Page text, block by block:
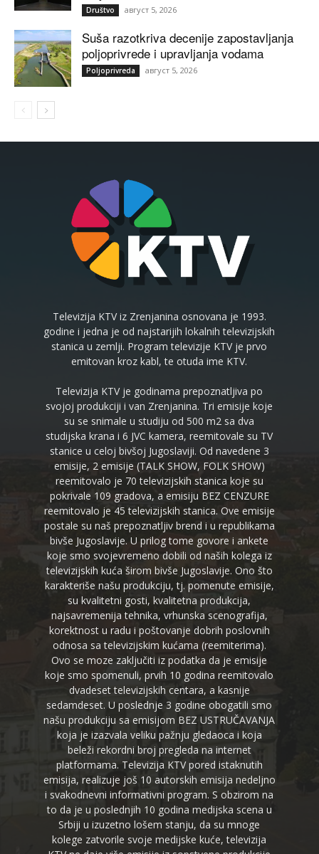
Društvo август 5, 2026
Suša razotkriva decenije zapostavljanja
poljoprivrede i upravljanja vodama
Poljoprivreda август 5, 2026
Televizija KTV iz Zrenjanina osnovana je 1993.
godine i jedna je od najstarijih lokalnih televizijskih
stanica u zemlji. Program televizije KTV je prvo
emitovan kroz kabl, te otuda ime KTV.
Televizija KTV je godinama prepoznatljiva po
svojoj produkciji i van Zrenjanina. Tri emisije koje
su se snimale u studiju od 500 m2 sa dva
studijska krana i 6 JVC kamera, reemitovale su TV
stanice u celoj bivšoj Jugoslaviji. Od navedene 3
emisije, 2 emisije (TALK SHOW, FOLK SHOW)
reemitovalo je 70 televizijskih stanica koje su
pokrivale 109 gradova, a emisiju BEZ CENZURE
reemitovalo je 45 televizijskih stanica. Ove emisije
postale su naš prepoznatljiv brend i u republikama
bivše Jugoslavije. U prilog tome govore i ankete
koje smo svojevremeno dobili od naših kolega iz
televizijskih kuća širom bivše Jugoslavije. Ono što
karakteriše našu produkciju, tj. pomenute emisije,
su kvalitetni gosti, kvalitetna produkcija,
najsavremenija tehnika, vrhunska scenografija,
korektnost u radu i poštovanje dobrih poslovnih
odnosa sa televizijskim kućama (reemiterima).
Ovo se moze zaključiti iz podatka da je emisije
koje smo spomenuli, prvih 10 godina reemitovalo
dvadeset televizijskih centara, a kasnije
sedamdeset. U poslednje 3 godine obogatili smo
našu produkciju sa emisijom BEZ USTRUČAVANJA
koja je izazvala veliku pažnju gledaoca i koja
beleži rekordni broj pregleda na internet
platformama. Televizija KTV pored istaknutih
emisija, realizuje još 10 autorskih emisija nedeljno
i svakodnevni informativni program. S obzirom na
to da je u poslednjih 10 godina medijska scena u
Srbiji u izuzetno lošem stanju, da su mnoge
kolege zatvorile svoje medijske kuće, televizija